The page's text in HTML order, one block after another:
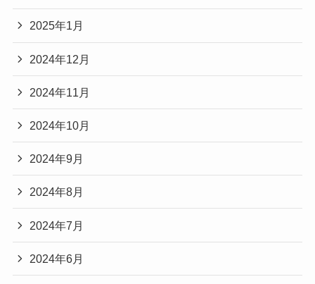
2025年1月
2024年12月
2024年11月
2024年10月
2024年9月
2024年8月
2024年7月
2024年6月